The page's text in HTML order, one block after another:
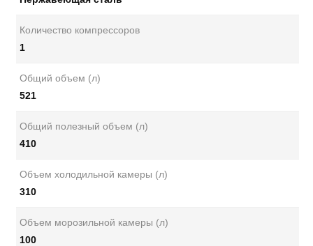
Количество компрессоров
1
Общий объем (л)
521
Общий полезный объем (л)
410
Объем холодильной камеры (л)
310
Объем морозильной камеры (л)
100